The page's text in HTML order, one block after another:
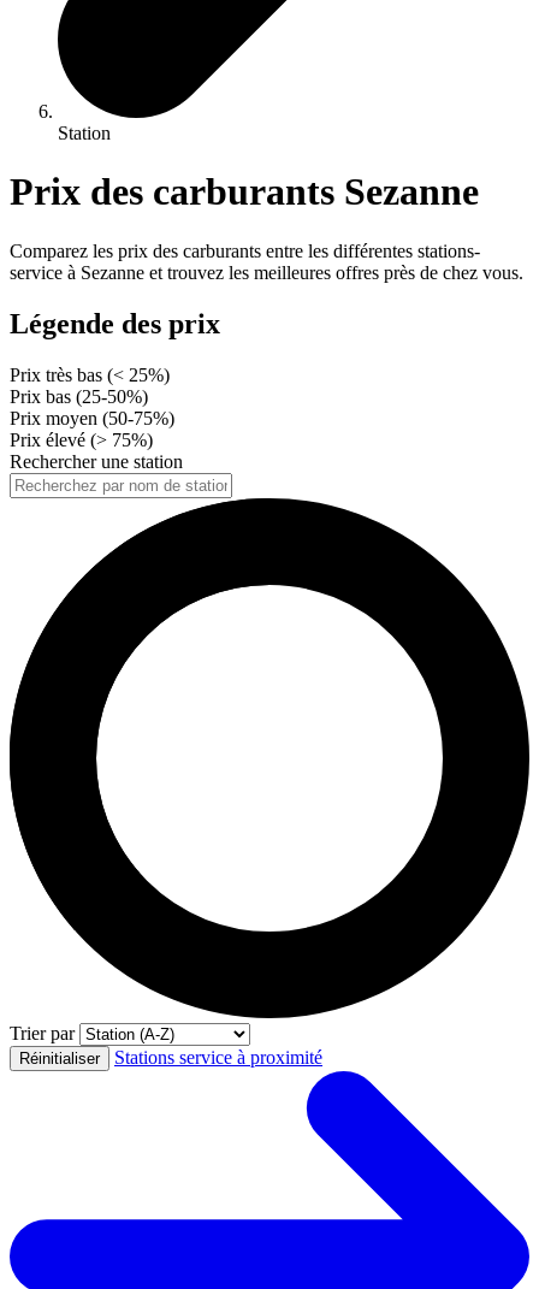
Station
Prix des carburants Sezanne
Comparez les prix des carburants entre les différentes stations-
service à Sezanne et trouvez les meilleures offres près de chez vous.
Légende des prix
Prix très bas (< 25%)
Prix bas (25-50%)
Prix moyen (50-75%)
Prix élevé (> 75%)
Rechercher une station
Trier par
Réinitialiser Stations service à proximité